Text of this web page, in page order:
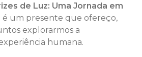
de Luz: Uma Jornada em
é um presente que ofereço,
explorarmos a
humana.